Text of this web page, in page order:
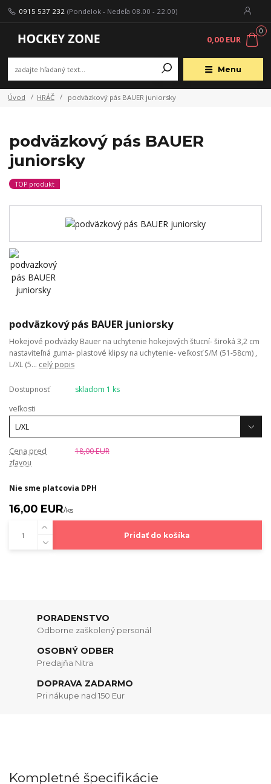
Menu
0915 537 232 (Pondelok - Nedeľa 08.00 - 22.00)
0
0,00 EUR
Úvod HRÁČ podväzkový pás BAUER juniorsky
podväzkový pás BAUER
juniorsky
TOP produkt
podväzkový pás BAUER juniorsky
Hokejové podväzky Bauer na uchytenie hokejových štucní- široká 3,2 cm
nastaviteľná guma- plastové klipsy na uchytenie- veľkosť S/M (51-58cm) ,
L/XL (5... celý popis
Dostupnosť
skladom 1 ks
veľkosti
Cena pred
zľavou
18,00 EUR
Nie sme platcovia DPH
16,00 EUR/ks
Pridať do košíka
PORADENSTVO
Odborne zaškolený personál
OSOBNÝ ODBER
Predajňa Nitra
DOPRAVA ZADARMO
Pri nákupe nad 150 Eur
Kompletné špecifikácie